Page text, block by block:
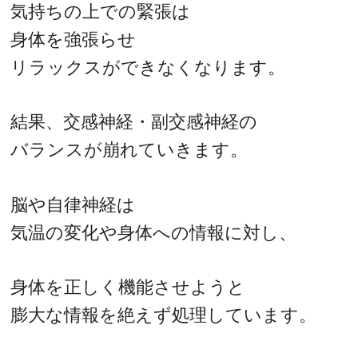
気持ちの上での緊張は
身体を強張らせ
リラックスができなくなります。
結果、交感神経・副交感神経の
バランスが崩れていきます。
脳や自律神経は
気温の変化や身体への情報に対し、
身体を正しく機能させようと
膨大な情報を絶えず処理しています。